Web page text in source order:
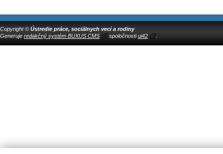
Copyright © Ústredie práce, sociálnych vecí a rodiny
Generuje redakčný systém BUXUS CMS spoločnostiui42